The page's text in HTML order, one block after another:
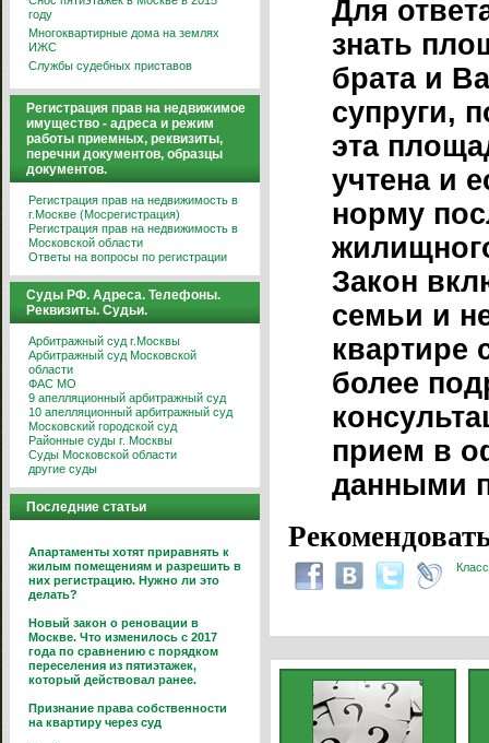
году
Многоквартирные дома на землях
ИЖС
Службы судебных приставов
Регистрация прав на недвижимое
имущество - адреса и режим
работы приемных, реквизиты,
перечни документов, образцы
документов.
Регистрация прав на недвижимость в
г.Москве (Мосрегистрация)
Регистрация прав на недвижимость в
Московской области
Ответы на вопросы по регистрации
Суды РФ. Адреса. Телефоны.
Реквизиты. Судьи.
Арбитражный суд г.Москвы
Арбитражный суд Московской
области
ФАС МО
9 апелляционный арбитражный суд
10 апелляционный арбитражный суд
Московский городской суд
Районные суды г. Москвы
Суды Московской области
другие суды
Последние статьи
Апартаменты хотят приравнять к
жилым помещениям и разрешить в
них регистрацию. Нужно ли это
делать?
Новый закон о реновации в
Москве. Что изменилось с 2017
года по сравнению с порядком
переселения из пятиэтажек,
который действовал ранее.
Признание права собственности
на квартиру через суд
Для
знать
брата и
супруги,
эта
учтена и
норму
Закон
семьи и
квартире
более
прием в
данными